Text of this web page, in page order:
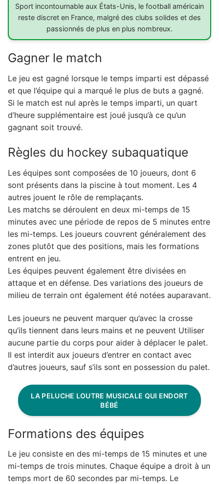
Sport incontournable aux États-Unis, le football américain
reste discret en France, malgré des clubs solides et des
passionnés de plus en plus nombreux.
Gagner le match
Le jeu est gagné lorsque le temps imparti est dépassé
et que l’équipe qui a marqué le plus de buts a gagné.
Si le match est nul après le temps imparti, un quart
d’heure supplémentaire est joué jusqu’à ce qu’un
gagnant soit trouvé.
Règles du hockey subaquatique
Les équipes sont composées de 10 joueurs, dont 6
sont présents dans la piscine à tout moment. Les 4
autres jouent le rôle de remplaçants.
Les matchs se déroulent en deux mi-temps de 15
minutes avec une période de repos de 5 minutes entre
les mi-temps. Les joueurs couvrent généralement des
zones plutôt que des positions, mais les formations
entrent en jeu.
Les équipes peuvent également être divisées en
attaque et en défense. Des variations des joueurs de
milieu de terrain ont également été notées auparavant.
Les joueurs ne peuvent marquer qu’avec la crosse
qu’ils tiennent dans leurs mains et ne peuvent Utiliser
aucune partie du corps pour aider à déplacer le palet.
Il est interdit aux joueurs d’entrer en contact avec
d’autres joueurs, sauf s’ils sont en possession du palet.
LA PELUCHE LOUTRE MUSICALE QUI ENDORT
BÉBÉ
Formations des équipes
Le jeu consiste en des mi-temps de 15 minutes et une
mi-temps de trois minutes. Chaque équipe a droit à un
temps mort de 60 secondes par mi-temps. Le